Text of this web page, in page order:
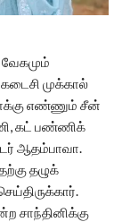
முக்கால்
எண்ணும் சீன்
கட் பண்ணிக்
ஆதம்பாவா.
தழுக்
சாந்தினிக்கு